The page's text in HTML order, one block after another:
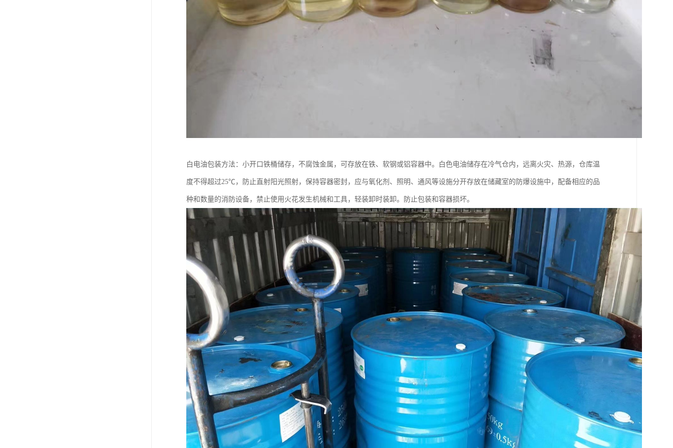
白电油包装方法：小开口铁桶储存，不腐蚀金属，可存放在铁、软钢或铝容器中。白色电油储存在冷气仓内，远离火灾、热源，仓库温
度不得超过25℃，防止直射阳光照射，保持容器密封，应与氧化剂、照明、通风等设施分开存放在储藏室的防爆设施中，配备相应的品
种和数量的消防设备，禁止使用火花发生机械和工具，轻装卸时装卸。防止包装和容器损坏。